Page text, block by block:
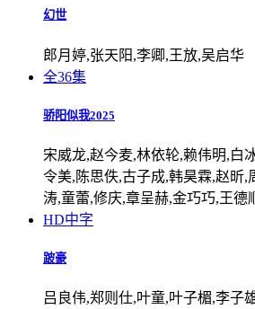
幻世
郎月婷,张天阳,李卿,王放,吴启华
全36集
骄阳似我2025
宋威龙,赵今麦,林依轮,赖伟明,白
令美,陈思佚,古子成,韩昊霖,赵昕,
涛,童蕾,修庆,章呈赫,金巧巧,王德
HD中字
跛豪
吕良伟,郑则仕,叶童,叶子楣,李子